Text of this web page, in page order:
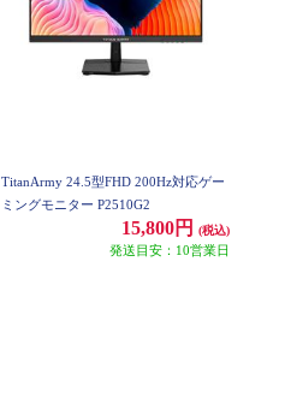
TitanArmy 24.5型FHD 200Hz対応ゲー
ミングモニター P2510G2
15,800円 (税込)
発送目安：10営業日